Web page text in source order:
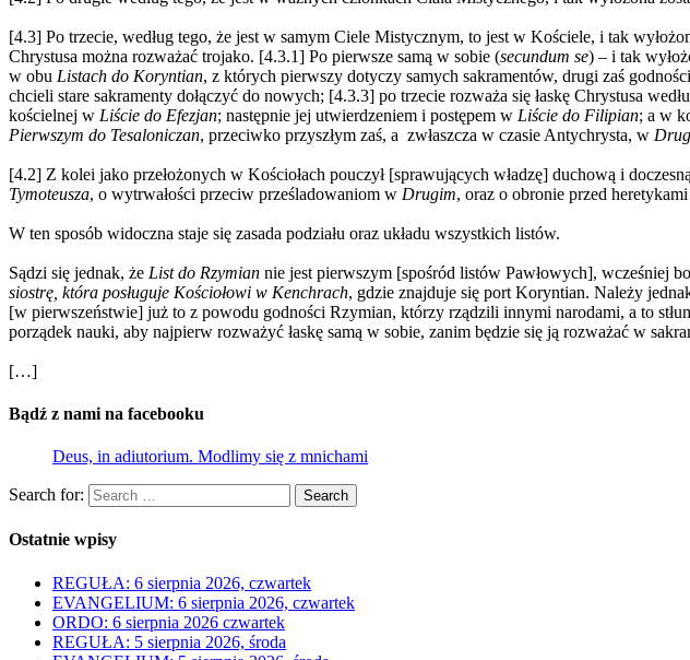
[4.3] Po trzecie, według tego, że jest w samym Ciele Mistycznym, to jest w Kościele, i tak
Chrystusa można rozważać trojako. [4.3.1] Po pierwsze samą w sobie (secundum se) – i tak
w obu Listach do Koryntian, z których pierwszy dotyczy samych sakramentów, drugi zaś
chcieli stare sakramenty dołączyć do nowych; [4.3.3] po trzecie rozważa się łaskę Chrystusa
kościelnej w Liście do Efezjan; następnie jej utwierdzeniem i postępem w Liście do Filipian; a w
Pierwszym do Tesaloniczan, przeciwko przyszłym zaś, a zwłaszcza w czasie Antychrysta, w
[4.2] Z kolei jako przełożonych w Kościołach pouczył [sprawujących władzę] duchową i
Tymoteusza, o wytrwałości przeciw prześladowaniom w Drugim, oraz o obronie przed
W ten sposób widoczna staje się zasada podziału oraz układu wszystkich listów.
Sądzi się jednak, że List do Rzymian nie jest pierwszym [spośród listów Pawłowych], wcześniej
siostrę, która posługuje Kościołowi w Kenchrach, gdzie znajduje się port Koryntian. Należy
[w pierwszeństwie] już to z powodu godności Rzymian, którzy rządzili innymi narodami, a to
porządek nauki, aby najpierw rozważyć łaskę samą w sobie, zanim będzie się ją rozważać w
[…]
Bądź z nami na facebooku
Deus, in adiutorium. Modlimy się z mnichami
Search for: Search
Ostatnie wpisy
REGUŁA: 6 sierpnia 2026, czwartek
EVANGELIUM: 6 sierpnia 2026, czwartek
ORDO: 6 sierpnia 2026 czwartek
REGUŁA: 5 sierpnia 2026, środa